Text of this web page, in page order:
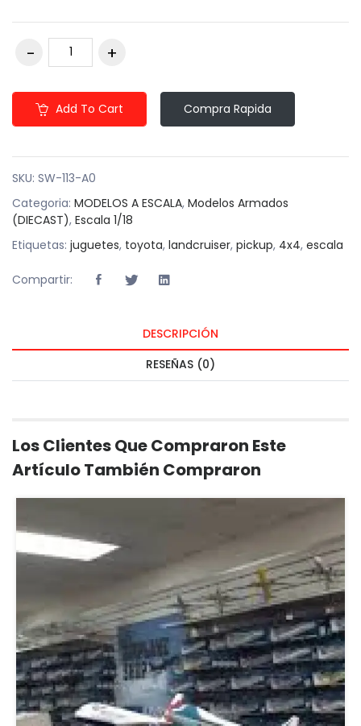
Add To Cart Compra Rapida
SKU: SW-113-A0
Categoria: MODELOS A ESCALA, Modelos Armados
(DIECAST), Escala 1/18
Etiquetas: juguetes, toyota, landcruiser, pickup, 4x4, escala
Compartir:
DESCRIPCIÓN
RESEÑAS (0)
Los Clientes Que Compraron Este
Artículo También Compraron